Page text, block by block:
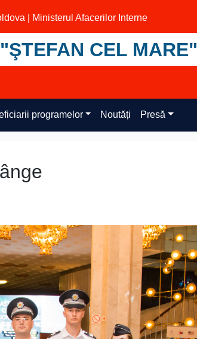
| Ministerul Afacerilor Interne
CEL MARE"
programelor Noutăți Presă